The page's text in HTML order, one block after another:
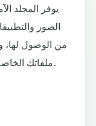
الصور
من الوصول
ملفاتك الخاصة داخل الهاتف دون الحاجة لقفل الهاتف.